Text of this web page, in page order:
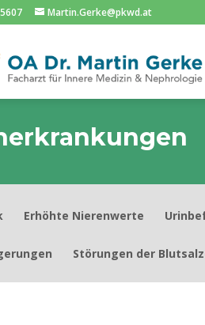
Martin.Gerke@pkwd.at
Erhöhte Nierenwerte
Störungen der